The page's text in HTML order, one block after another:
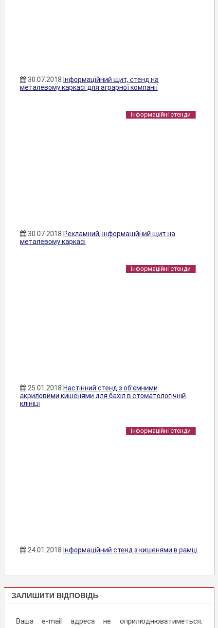
30.07.2018 Інформаційний щит, стенд на
металевому каркасі для аграрної компанії
інформаційні стенди
30.07.2018 Рекламний, інформаційний щит на
металевому каркасі
інформаційні стенди
25.01.2018 Настінний стенд з об’ємними
акриловими кишенями для бахіл в стоматологічній
клініці
інформаційні стенди
24.01.2018 Інформаційний стенд з кишенями в рамці
ІНФОРМАЦІЙНІ
СТЕНДИ
ЗАЛИШИТИ ВІДПОВІДЬ
Ваша e-mail адреса не оприлюднюватиметься.